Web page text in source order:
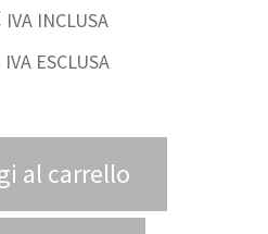
IVA INCLUSA
IVA ESCLUSA
al carrello